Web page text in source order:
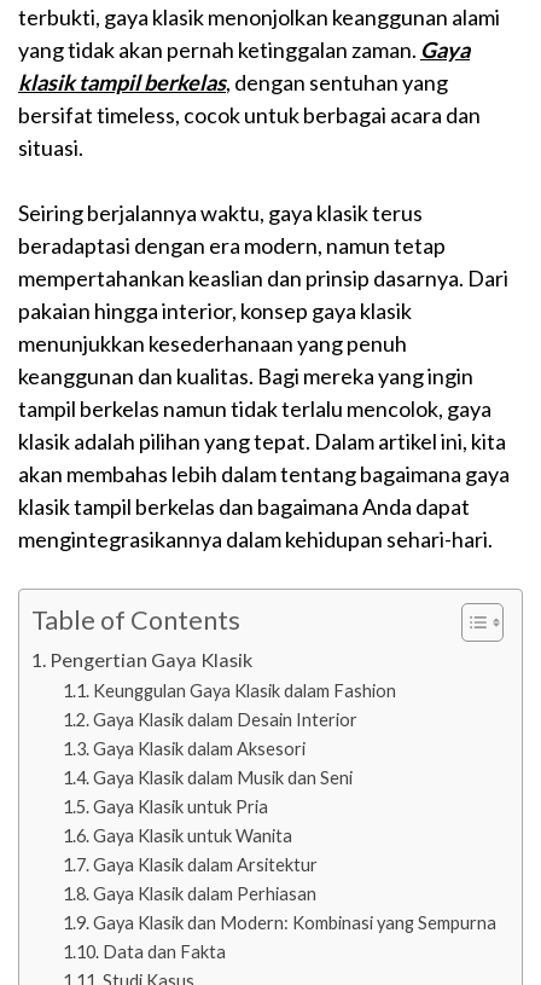
terbukti, gaya klasik menonjolkan keanggunan alami
yang tidak akan pernah ketinggalan zaman. Gaya
klasik tampil berkelas, dengan sentuhan yang
bersifat timeless, cocok untuk berbagai acara dan
situasi.
Seiring berjalannya waktu, gaya klasik terus
beradaptasi dengan era modern, namun tetap
mempertahankan keaslian dan prinsip dasarnya. Dari
pakaian hingga interior, konsep gaya klasik
menunjukkan kesederhanaan yang penuh
keanggunan dan kualitas. Bagi mereka yang ingin
tampil berkelas namun tidak terlalu mencolok, gaya
klasik adalah pilihan yang tepat. Dalam artikel ini, kita
akan membahas lebih dalam tentang bagaimana gaya
klasik tampil berkelas dan bagaimana Anda dapat
mengintegrasikannya dalam kehidupan sehari-hari.
Table of Contents
Pengertian Gaya Klasik
Keunggulan Gaya Klasik dalam Fashion
Gaya Klasik dalam Desain Interior
Gaya Klasik dalam Aksesori
Gaya Klasik dalam Musik dan Seni
Gaya Klasik untuk Pria
Gaya Klasik untuk Wanita
Gaya Klasik dalam Arsitektur
Gaya Klasik dalam Perhiasan
Gaya Klasik dan Modern: Kombinasi yang Sempurna
Data dan Fakta